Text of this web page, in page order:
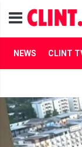
NEWS CLINT